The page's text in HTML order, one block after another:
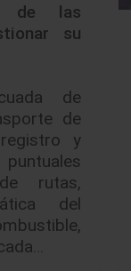
de las
su
de
de
y
rutas,
del